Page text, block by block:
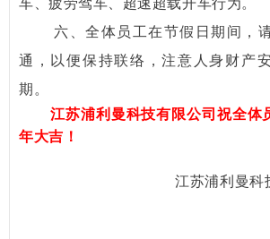
六、全体员工在节假日期间，请
通，以便保持联络，注意人身财产
期。
江苏浦利曼科技有限公司祝全体
年大吉！
江苏浦利曼科